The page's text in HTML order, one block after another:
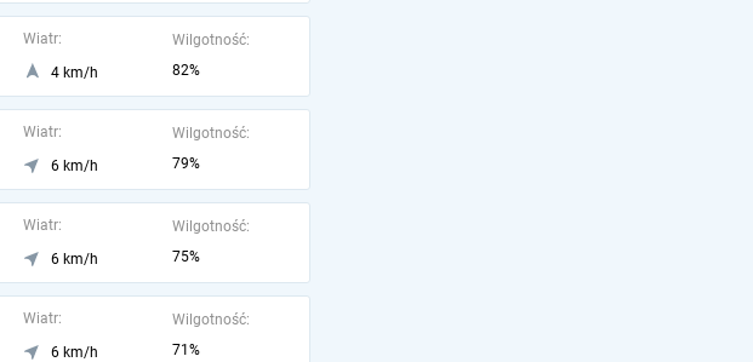
Wiatr:
4 km/h
Wilgotność:
82%
Wiatr:
6 km/h
Wilgotność:
79%
Wiatr:
6 km/h
Wilgotność:
75%
Wiatr:
6 km/h
Wilgotność:
71%